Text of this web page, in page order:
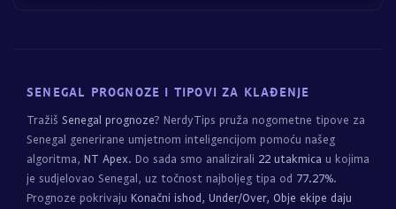
SENEGAL PROGNOZE I TIPOVI ZA KLAĐENJE
Tražiš Senegal prognoze? NerdyTips pruža nogometne tipove za
Senegal generirane umjetnom inteligencijom pomoću našeg
algoritma, NT Apex. Do sada smo analizirali 22 utakmica u kojima
je sudjelovao Senegal, uz točnost najboljeg tipa od 77.27%.
Prognoze pokrivaju Konačni ishod, Under/Over, Obje ekipe daju